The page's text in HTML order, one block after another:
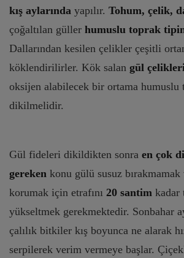
kış aylarında yapılır. Tohum, çelik,
çoğaltılan güller humuslu toprak
Dallarından kesilen çelikler çeşitli
köklendirilirler. Kök salan gül
oksijen alabilecek bir ortama humuslu
dikilmelidir.
Gül fideleri dikildikten sonra en çok
gereken konu gülü susuz
korumak için etrafını 20 santim kadar
yükseltmek gerekmektedir. Sonbahar
çalılık bitkiler kış boyunca ne alarak
serpilerek verim vermeye başlar.